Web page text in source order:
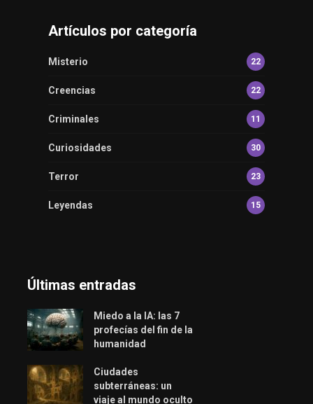
Artículos por categoría
Misterio 22
Creencias 22
Criminales 11
Curiosidades 30
Terror 23
Leyendas 15
Últimas entradas
Miedo a la IA: las 7
profecías del fin de la
humanidad
Ciudades
subterráneas: un
viaje al mundo oculto